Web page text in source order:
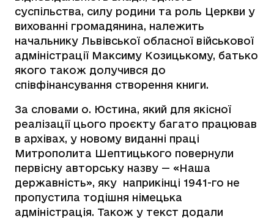
суспільства, силу родини та роль Церкви у
вихованні громадянина, належить
начальнику Львівської обласної військової
адміністрації Максиму Козицькому, батько
якого також долучився до
співфінансування створення книги.
За словами о. Юстина, який для якісної
реалізації цього проєкту багато працював
в архівах, у новому виданні праці
Митрополита Шептицького повернули
первісну авторську назву — «Наша
державність», яку наприкінці 1941-го не
пропустила тодішня німецька
адміністрація. Також у текст додали